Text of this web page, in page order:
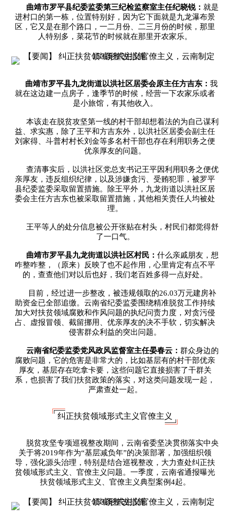
曲靖市罗平县纪委监委第三纪检监察室主任纪晓锐： 就是
进村口的第一栋，位置特别好，因为它下面就是九龙瀑布景
区，它又是在那个路口，一二月份、二三月份的时候，那里
人特别多，菜花节的时候就在那里开农家乐。
曲靖市罗平县九龙街道以洪社区居委会原主任方吉东： 我
就在这边建一点房子，逢季节的时候，经营一下农家乐或者
是小旅馆，有其他收入。
本该走在脱贫攻坚第一线的村干部却想着法的为自己谋利
益、求实惠，除了王平和方吉东外，以洪社区居委会副主任
刘家得、斗普村村长刘金等多名村干部也存在利用职务之便
优亲厚友的问题。
查清事实后，以洪社区党总支书记王平因利用职务之便优
亲厚友，违反组织纪律，以及涉嫌贪污、受贿犯罪，被罗平
县纪委监委采取留置措施。除王平外，九龙街道以洪社区居
委会主任方吉东也被采取留置措施，其他相关责任人均被处
理。
王平等人的处分信息被公开张贴在村头，村民们都觉得舒
了一口气。
曲靖市罗平县九龙街道以洪社区村民： 什么亲戚朋友，想
咋整咋整，（原来）反映了也不起作用，心里肯定有点不平
的，查查他们对以后也好，我们老百姓多得一点好处。
目前，经过进一步整改，被违规领取的26.03万元建房补
助资金已全部追缴。云南省纪委监委围绕精准脱贫工作持续
加大对扶贫领域腐败和作风问题的执纪问责力度，对贪污侵
占、虚报冒领、截留挪用、优亲厚友的决不手软，切实解决
侵害群众利益的突出问题。
云南省纪委监委党风政风监督室主任晏春云： 群众身边的
腐败问题，它的危害是非常大的，比如基层有的村干部优亲
厚友，基层存在吃拿卡要，这些问题它直接损害了干群关
系，也损害了我们扶贫政策的落实，对这类问题发现一起，
严肃查处一起。
纠正扶贫领域形式主义官僚主义
脱贫攻坚专项巡视整改期间，云南省委坚决贯彻落实中央
关于将2019年作为“基层减负年”的决策部署，加强组织领
导，强化源头治理，特别是结合巡视整改，大力查处纠正扶
贫领域形式主义、官僚主义问题。一季度，云南省通报曝光
扶贫领域形式主义、官僚主义典型案例4起。